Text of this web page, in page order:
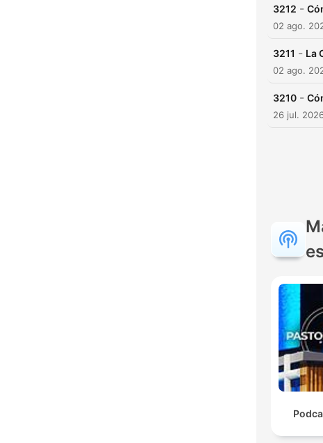
3212 -
02 ago.
3211 - La
02 ago.
3210 -
26 jul.